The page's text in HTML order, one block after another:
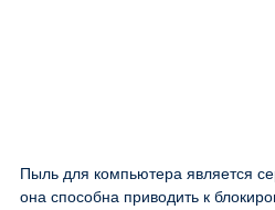
Пыль для компьютера является
она способна приводить к